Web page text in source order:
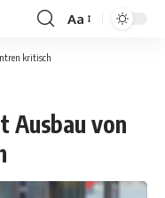
Aa
kritisch
Ausbau von